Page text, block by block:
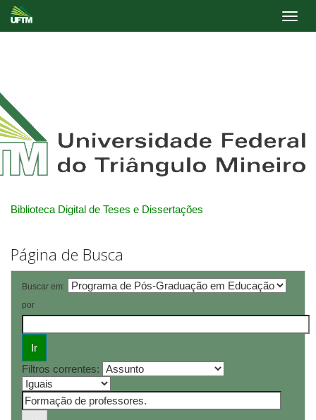
Biblioteca Digital de Teses e Dissertações
Página de Busca
Buscar em:
por
Filtros correntes: